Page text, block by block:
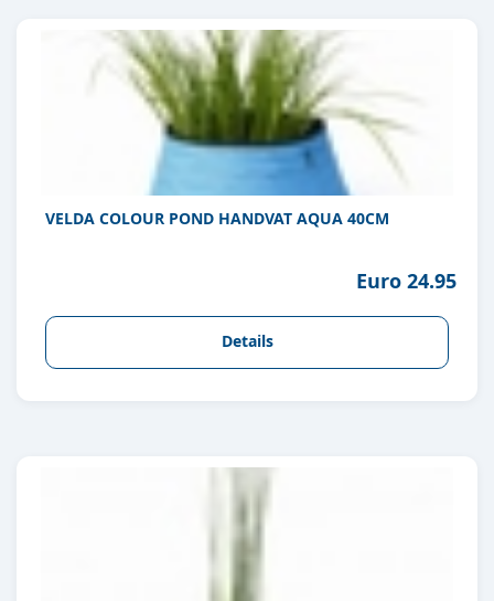
VELDA COLOUR POND HANDVAT AQUA 40CM
Euro 24.95
Details